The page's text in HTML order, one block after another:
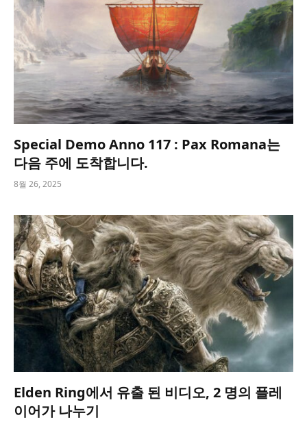
Special Demo Anno 117 : Pax Romana는
다음 주에 도착합니다.
8월 26, 2025
Elden Ring에서 유출 된 비디오, 2 명의 플레
이어가 나누기